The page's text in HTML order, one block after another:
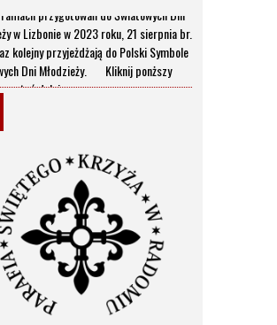
przygotowań do Światowych Dni
w Lizbonie w 2023 roku, 21 sierpnia br.
kolejny przyjeżdżają do Polski Symbole
Dni Młodzieży. Kliknij ponższy
czytać dalej...